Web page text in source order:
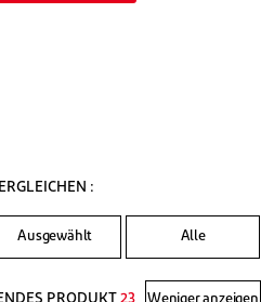
:
Ausgewählt Alle
PRODUKT23 Weniger anzeigen